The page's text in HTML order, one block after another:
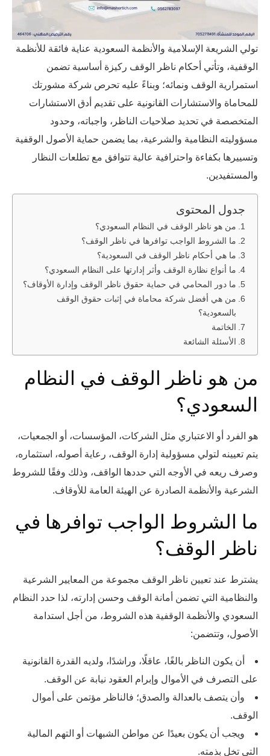
تولي الشريعة الإسلامية والأنظمة السعودية عناية فائقة للأنظمة
الوقفية، وتأتي أحكام ناظر الوقف ركيزة أساسية تضمن
استمرارية الوقف ونمائه؛ وبناءً عليه تحرص شركة مشورتك
للمحاماة والاستشارات القانونية على تقديم أدق الاستشارات
المتخصصة في تحديد صلاحيات الناظر، واجباته، وحدود
مسؤوليته النظامية والشرعية، بما يضمن حماية الأصول الوقفية
وتسييرها بكفاءة واحترافية عالية تتوافق مع تطلعات النظار
والمستفيدين.
جدول المحتوى
من هو ناظر الوقف في النظام السعودي؟
ما الشروط الواجب توافرها في ناظر الوقف؟
ما هي أحكام ناظر الوقف في السعودية؟
ما أنواع نظارة الوقف وأثر إدارتها على النظام السعودي؟
ما دور المحامي في حماية حقوق ناظر الوقف وإدارة الأوقاف؟
من هي أفضل شركة محاماة في إثبات حقوق الوقف
بالسعودية؟
الخاتمة
الأسئلة الشائعة
من هو ناظر الوقف في النظام
السعودي؟
هو الفرد أو الاعتباري مثل الشركات، المؤسسات، أو الجمعيات،
يتم تعيينه لتولي مسؤولية إدارة الوقف، رعاية أصوله، استثماره،
وصرف ريعه في الأوجه التي حددها الواقف، وذلك وفقًا للشروط
الشرعية والأنظمة الصادرة عن الهيئة العامة للأوقاف.
ما الشروط الواجب توافرها في
ناظر الوقف؟
يشترط عند تعيين ناظر الوقف مجموعة من المعايير الشرعية
والنظامية التي تضمن أمانة الوقف وحسن إدارته، لذا حدد النظام
السعودي والأنظمة الوقفية هذه الشروط، من أجل استدامة
الأصول، وتتضمن:
أن يكون الناظر بالغًا، عاقلًا، وراشدًا، ولديه القدرة القانونية
على التصرف في الأموال وإبرام العقود نيابة عن الوقف.
وأن يتصف بالعدالة والصدق؛ فالناظر مؤتمن على أموال
الوقف.
ويجب أن يكون بعيدًا عن مواطن الشبهات أو التهم المالية
التي تخل بذمته.